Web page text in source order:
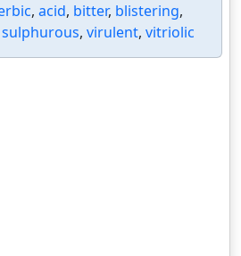
, acid, bitter, blistering,
sulphurous, virulent, vitriolic